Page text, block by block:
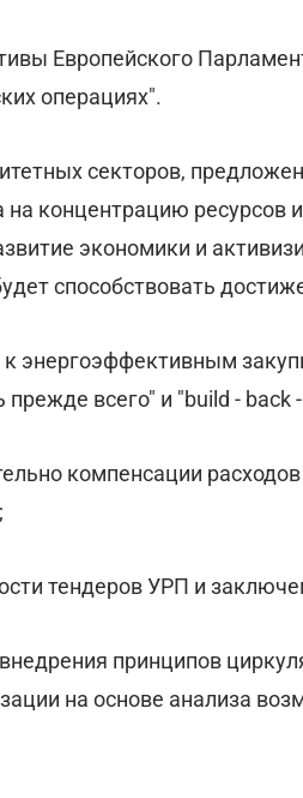
Европейского
операциях".
секторов,
на концентрацию ресурсов
экономики и
способствовать
энергоэффективным
всего" и "build - back
компенсации
тендеров УРП и
принципов
на основе анализа